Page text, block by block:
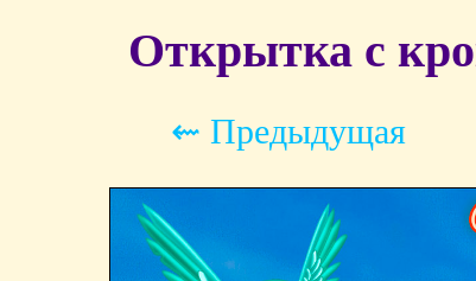
Открытка с
⇜ Предыдущая